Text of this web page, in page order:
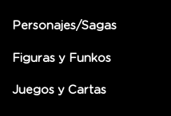
Personajes/Sagas
Figuras y Funkos
Juegos y Cartas